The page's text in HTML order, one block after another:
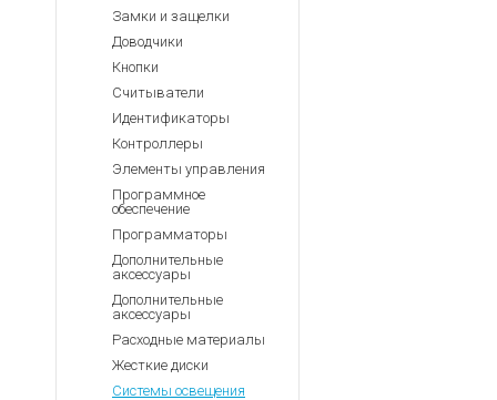
Замки и защелки
Доводчики
Кнопки
Считыватели
Идентификаторы
Контроллеры
Элементы управления
Программное
обеспечение
Программаторы
Дополнительные
аксессуары
Дополнительные
аксессуары
Расходные материалы
Жесткие диски
Системы освещения